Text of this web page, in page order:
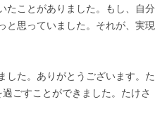
たことがありました。もし、自分
と思っていました。それが、実現
した。ありがとうございます。た
ごすことができました。たけさ